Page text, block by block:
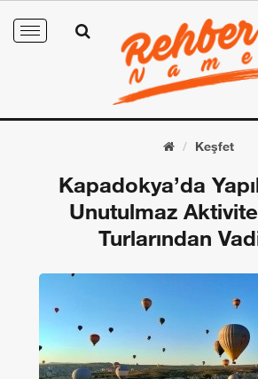
Toggle
Keşfet
Kapadokya’da
Unutulmaz
Turlarından